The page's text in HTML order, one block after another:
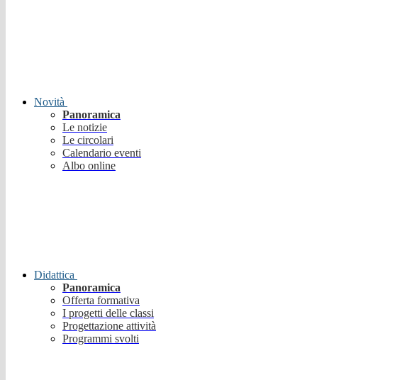
Novità
Panoramica
Le notizie
Le circolari
Calendario eventi
Albo online
Didattica
Panoramica
Offerta formativa
I progetti delle classi
Progettazione attività
Programmi svolti